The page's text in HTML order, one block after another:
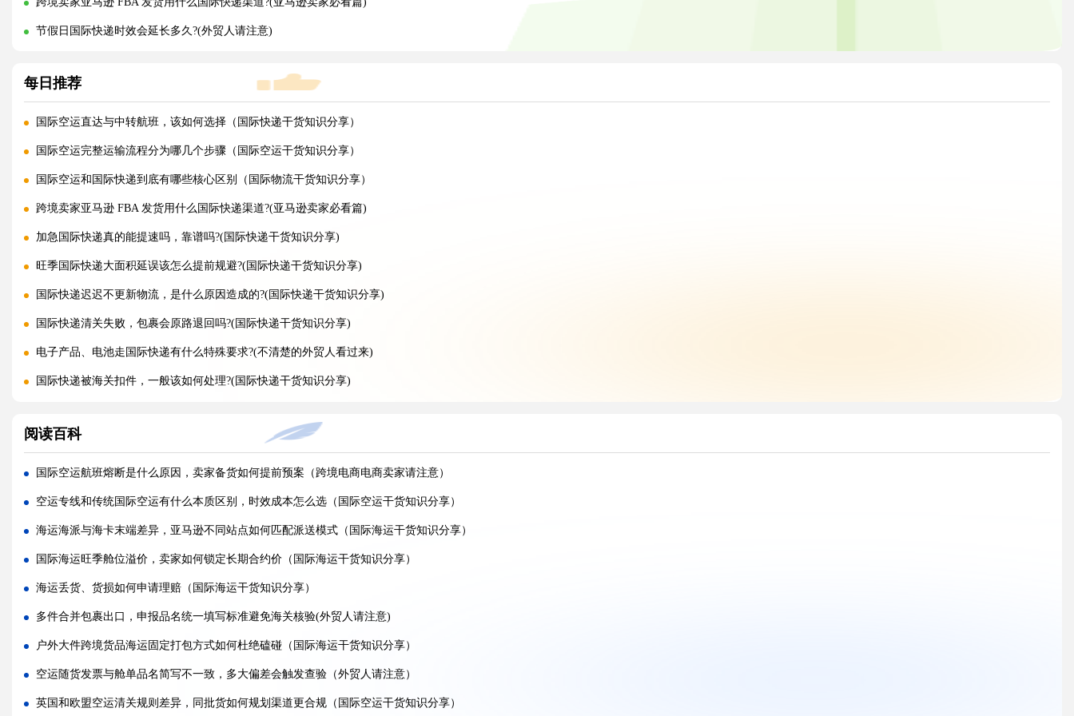
节假日国际快递时效会延长多久?(外贸人请注意)
每日推荐
国际空运直达与中转航班，该如何选择（国际快递干货知识分享）
国际空运完整运输流程分为哪几个步骤（国际空运干货知识分享）
国际空运和国际快递到底有哪些核心区别（国际物流干货知识分享）
跨境卖家亚马逊 FBA 发货用什么国际快递渠道?(亚马逊卖家必看篇)
加急国际快递真的能提速吗，靠谱吗?(国际快递干货知识分享)
旺季国际快递大面积延误该怎么提前规避?(国际快递干货知识分享)
国际快递迟迟不更新物流，是什么原因造成的?(国际快递干货知识分享)
国际快递清关失败，包裹会原路退回吗?(国际快递干货知识分享)
电子产品、电池走国际快递有什么特殊要求?(不清楚的外贸人看过来)
国际快递被海关扣件，一般该如何处理?(国际快递干货知识分享)
不同国家国际快递报价差距为什么这么大?(国际快递干货知识分享)
国际快递运费是怎么计算的，体积重怎么核算?(国际快递干货知识分享)
国际快递可以寄哪些国家，偏远地区能派送吗（国际快递干货知识分享）
什么是国际快递，和国际物流有什么区别（国际快递干货知识分享）
亚马逊 FBA 空运头程，选空派还是纯空运更合适?(国际空运干货知识分享)
实木包装走国际空运，一定要做熏蒸吗?(国际空运干货知识分享)
空运货物被扣，最快多久可以完成清关放行?(国际空运干货知识分享)
国际空运税费由谁承担，到门和到港费用差别在哪?(不清楚的外贸人看过来)
多家货代空运报价差异大，该如何辨别虚高报价?(国际空运干货知识分享)
阅读百科
国际空运航班熔断是什么原因，卖家备货如何提前预案（跨境电商电商卖家请注意）
空运专线和传统国际空运有什么本质区别，时效成本怎么选（国际空运干货知识分享）
海运海派与海卡末端差异，亚马逊不同站点如何匹配派送模式（国际海运干货知识分享）
国际海运旺季舱位溢价，卖家如何锁定长期合约价（国际海运干货知识分享）
海运丢货、货损如何申请理赔（国际海运干货知识分享）
多件合并包裹出口，申报品名统一填写标准避免海关核验(外贸人请注意)
户外大件跨境货品海运固定打包方式如何杜绝磕碰（国际海运干货知识分享）
空运随货发票与舱单品名简写不一致，多大偏差会触发查验（外贸人请注意）
英国和欧盟空运清关规则差异，同批货如何规划渠道更合规（国际空运干货知识分享）